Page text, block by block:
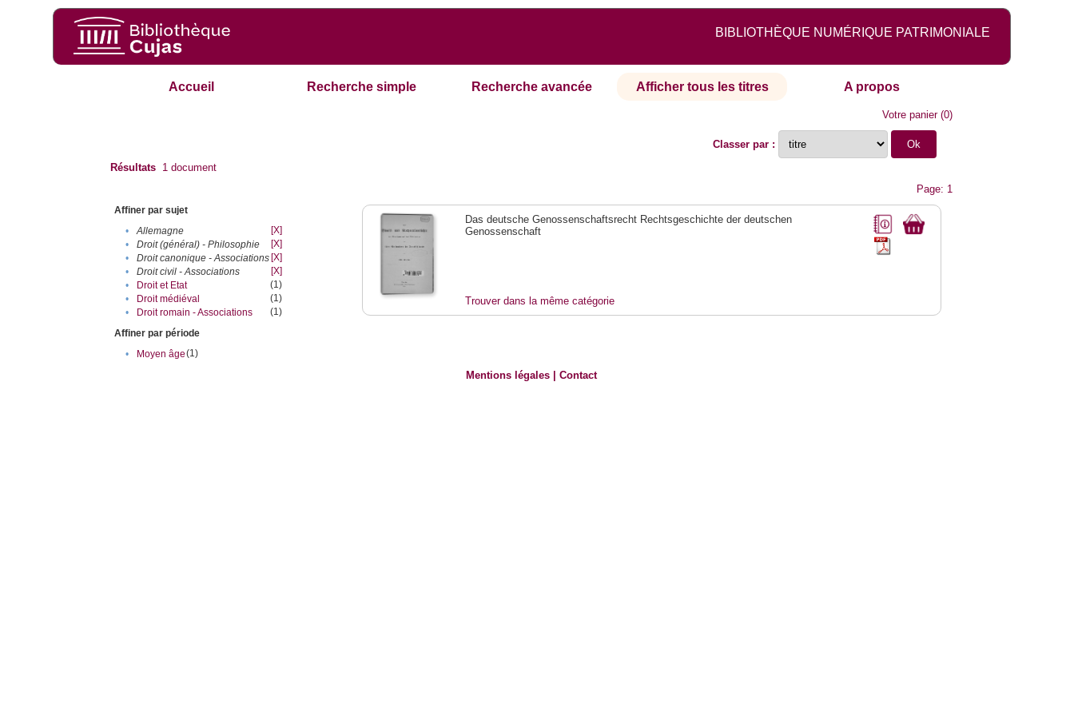
BIBLIOTHÈQUE NUMÉRIQUE PATRIMONIALE
Accueil Recherche simple Recherche avancée Afficher tous les titres A propos
Votre panier(0)
Classer par :
Résultats 1 document
Page: 1
Affiner par sujet
•
Allemagne
[X]
•
Droit (général) - Philosophie
[X]
•
Droit canonique - Associations [X]
•
Droit civil - Associations
[X]
•
Droit et Etat
(1)
•
Droit médiéval
(1)
•
Droit romain - Associations
(1)
Affiner par période
•
Moyen âge(1)
Das deutsche Genossenschaftsrecht Rechtsgeschichte der deutschen
Genossenschaft
Trouver dans la même catégorie
Mentions légales |Contact